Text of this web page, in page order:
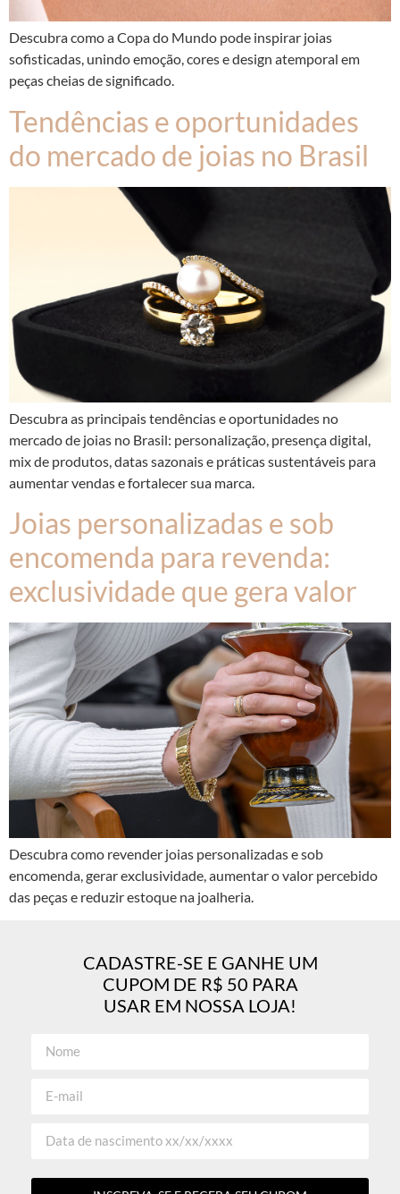
Descubra como a Copa do Mundo pode inspirar joias
sofisticadas, unindo emoção, cores e design atemporal em
peças cheias de significado.
Tendências e oportunidades
do mercado de joias no Brasil
Descubra as principais tendências e oportunidades no
mercado de joias no Brasil: personalização, presença digital,
mix de produtos, datas sazonais e práticas sustentáveis para
aumentar vendas e fortalecer sua marca.
Joias personalizadas e sob
encomenda para revenda:
exclusividade que gera valor
Descubra como revender joias personalizadas e sob
encomenda, gerar exclusividade, aumentar o valor percebido
das peças e reduzir estoque na joalheria.
CADASTRE-SE E GANHE UM
CUPOM DE R$ 50 PARA
USAR EM NOSSA LOJA!